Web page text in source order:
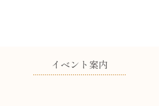
​イベント案内